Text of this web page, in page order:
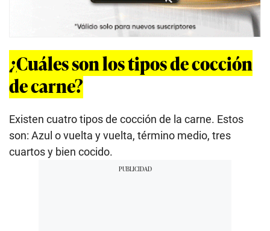
¿Cuáles son los tipos de cocción
de carne?
Existen cuatro tipos de cocción de la carne. Estos
son: Azul o vuelta y vuelta, término medio, tres
cuartos y bien cocido.